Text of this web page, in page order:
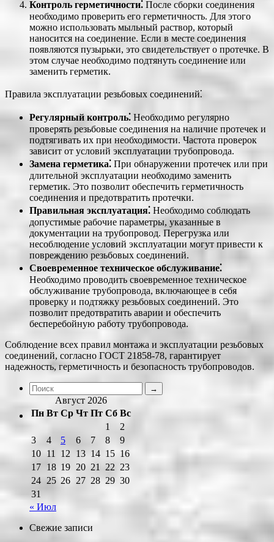
Контроль герметичности⁚ После сборки соединения
необходимо проверить его герметичность. Для этого
можно использовать мыльный раствор, который
наносится на соединение. Если в месте соединения
появляются пузырьки, это свидетельствует о протечке. В
этом случае необходимо подтянуть соединение или
заменить герметик.
Правила эксплуатации резьбовых соединений⁚
Регулярный контроль⁚ Необходимо регулярно
проверять резьбовые соединения на наличие протечек и
подтягивать их при необходимости. Частота проверок
зависит от условий эксплуатации трубопровода.
Замена герметика⁚ При обнаружении протечек или при
длительной эксплуатации необходимо заменить
герметик. Это позволит обеспечить герметичность
соединения и предотвратить протечки.
Правильная эксплуатация⁚ Необходимо соблюдать
допустимые рабочие параметры, указанные в
документации на трубопровод. Перегрузка или
несоблюдение условий эксплуатации могут привести к
повреждению резьбовых соединений.
Своевременное техническое обслуживание⁚
Необходимо проводить своевременное техническое
обслуживание трубопровода, включающее в себя
проверку и подтяжку резьбовых соединений. Это
позволит предотвратить аварии и обеспечить
бесперебойную работу трубопровода.
Соблюдение всех правил монтажа и эксплуатации резьбовых
соединений, согласно ГОСТ 21858-78, гарантирует
надежность, герметичность и безопасность трубопроводов.
Август 2026
Пн Вт Ср Чт Пт Сб Вс
1
2
3
4 5 6 7 8
9
10 11 12 13 14 15 16
17 18 19 20 21 22 23
24 25 26 27 28 29 30
31
« Июл
Свежие записи